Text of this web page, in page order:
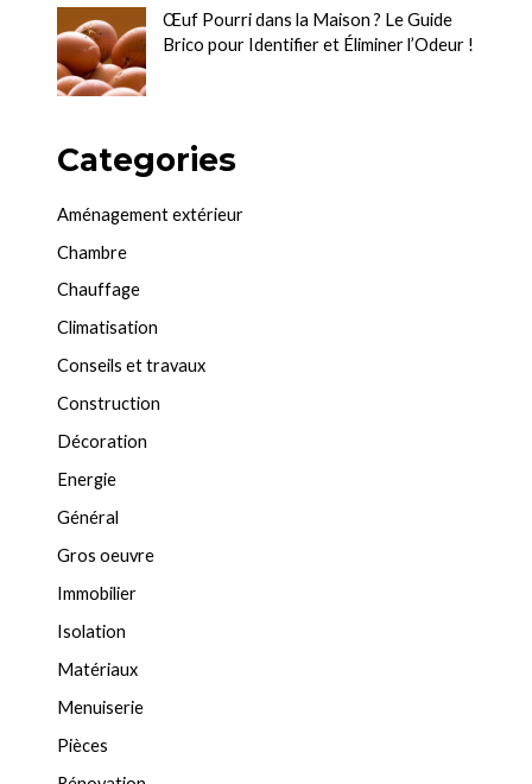
Œuf Pourri dans la Maison ? Le Guide
Brico pour Identifier et Éliminer l’Odeur !
Categories
Aménagement extérieur
Chambre
Chauffage
Climatisation
Conseils et travaux
Construction
Décoration
Energie
Général
Gros oeuvre
Immobilier
Isolation
Matériaux
Menuiserie
Pièces